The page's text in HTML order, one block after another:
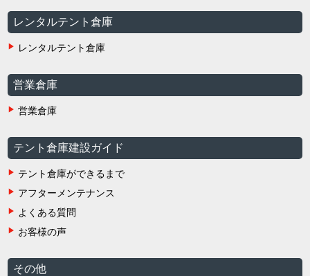
レンタルテント倉庫
レンタルテント倉庫
営業倉庫
営業倉庫
テント倉庫建設ガイド
テント倉庫ができるまで
アフターメンテナンス
よくある質問
お客様の声
その他